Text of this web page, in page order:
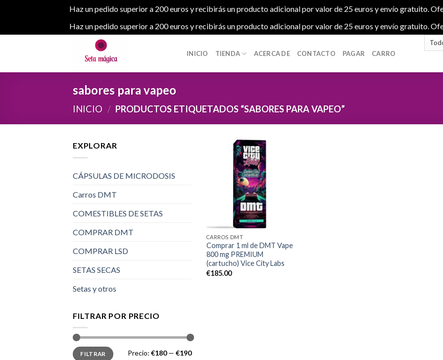
Haz un pedido superior a 200 euros y recibirás un producto adicional por valor de 25 euros y envío gratuito.
Haz un pedido superior a 200 euros y recibirás un producto adicional por valor de 25 euros y envío gratuito.
INICIO TIENDA ACERCA DE CONTACTO PAGAR CARRO
sabores para vapeo
INICIO / PRODUCTOS ETIQUETADOS “SABORES PARA VAPEO”
EXPLORAR
CÁPSULAS DE MICRODOSIS
Carros DMT
COMESTIBLES DE SETAS
COMPRAR DMT
COMPRAR LSD
SETAS SECAS
Setas y otros
FILTRAR POR PRECIO
Precio
mínimo
Precio
máximo
FILTRAR Precio: €180— €190
CARROS DMT
Comprar 1 ml de DMT Vape
800 mg PREMIUM
(cartucho) Vice City Labs
€185.00